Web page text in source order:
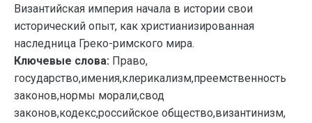
Византийская империя начала в истории свои
исторический опыт, как христианизированная
наследница Греко-римского мира.
Ключевые слова: Право,
государство,имения,клерикализм,преемственность
законов,нормы морали,свод
законов,кодекс,российское общество,византинизм,